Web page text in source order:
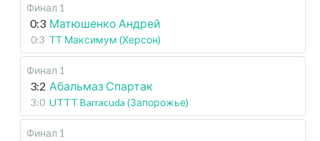
Финал 1
0:3 Матюшенко Андрей
0:3 ТТ Максимум (Херсон)
Финал 1
3:2 Абальмаз Спартак
3:0 UTTT Barracuda (Запорожье)
Финал 1